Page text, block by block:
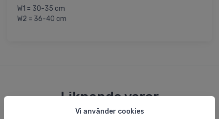
Vi använder cookies
W1 = 30-35 cm
W2 = 36-40 cm
Liknande varor